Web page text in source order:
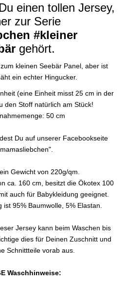
einen tollen Jersey,
zur Serie
#kleiner
gehört.
kleinen Seebär Panel, aber ist
ein echter Hingucker.
(eine Einheit misst 25 cm in der
den Stoff natürlich am Stück!
50 cm
Du auf unserer Facebookseite
Gewicht von 220g/qm.
ca. 160 cm, besitzt die Ökotex 100
auch für Babykleidung geeignet.
95% Baumwolle, 5% Elastan.
Jersey kann beim Waschen bis
dies für Deinen Zuschnitt und
Schnittteile vorab aus.
Waschhinweise: